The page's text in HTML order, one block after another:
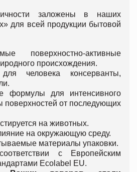
заложены в наших
для всей продукции бытовой
поверхностно-активные
происхождения.
человека консерванты,
формулы для интенсивного
от последующих
на животных.
на окружающую среду.
материалы упаковки.
с Европейским
Ecolabel EU.